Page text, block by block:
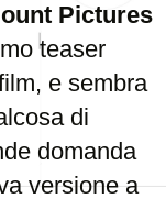
Pictures
teaser
e sembra
di
domanda
versione a